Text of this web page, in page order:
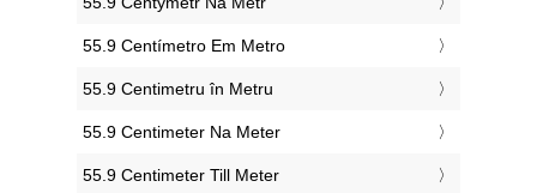
‎55.9 Centímetro Em Metro
‎55.9 Centimetru în Metru
‎55.9 Centimeter Na Meter
‎55.9 Centimeter Till Meter